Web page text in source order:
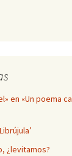
en «Un poema
¿levitamos?